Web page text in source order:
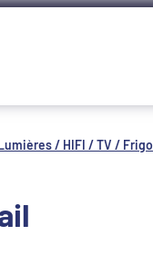
/ HIFI / TV / Frigo